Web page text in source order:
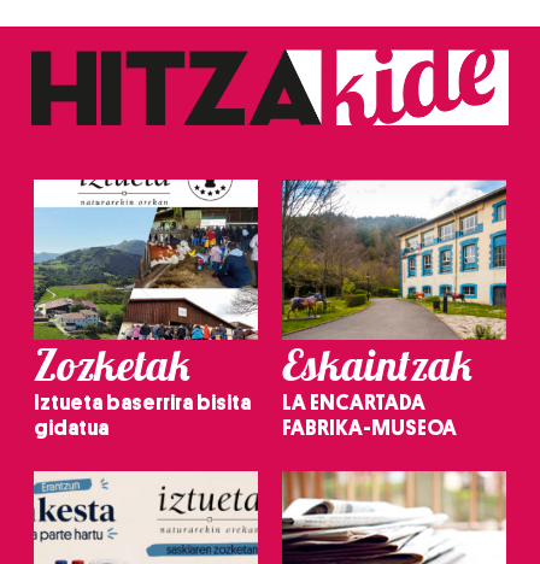
Zozketak
Iztueta baserrira bisita
gidatua
Eskaintzak
LA ENCARTADA
FABRIKA-MUSEOA